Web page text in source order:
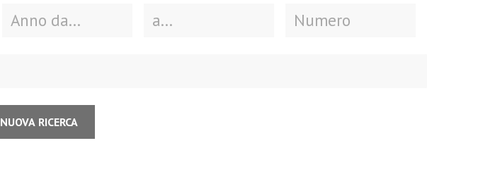
NUOVA RICERCA